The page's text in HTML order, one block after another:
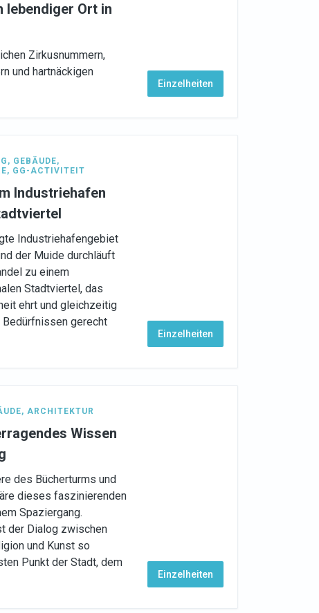
lebendiger Ort in
Zirkusnummern,
und hartnäckigen
Einzelheiten
, GEBÄUDE,
, GG-ACTIVITEIT
Industriehafen
Industriehafengebiet
der Muide durchläuft
zu einem
Stadtviertel, das
ehrt und gleichzeitig
gerecht
Einzelheiten
, ARCHITEKTUR
Wissen
des Bücherturms und
dieses faszinierenden
Spaziergang.
der Dialog zwischen
und Kunst so
Punkt der Stadt, dem
Einzelheiten